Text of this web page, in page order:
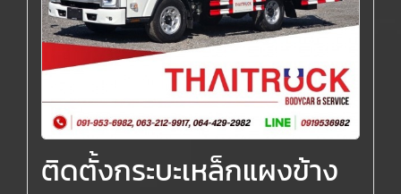
ติดตั้งกระบะเหล็กแผงข้าง